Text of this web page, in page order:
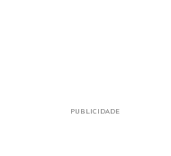
PUBLICIDADE